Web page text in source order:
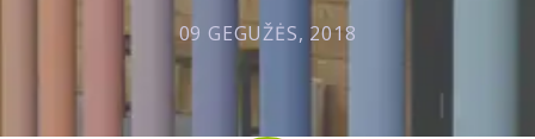
-- DOKUMENTAI
-- KAINA
09 GEGUŽĖS, 2018